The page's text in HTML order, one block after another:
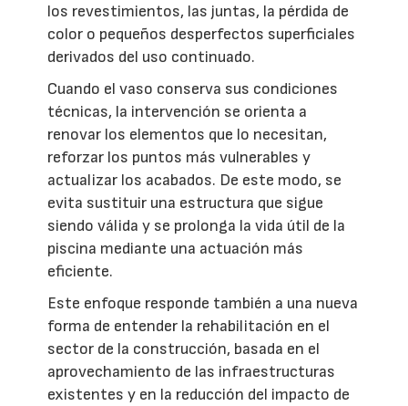
los revestimientos, las juntas, la pérdida de
color o pequeños desperfectos superficiales
derivados del uso continuado.
Cuando el vaso conserva sus condiciones
técnicas, la intervención se orienta a
renovar los elementos que lo necesitan,
reforzar los puntos más vulnerables y
actualizar los acabados. De este modo, se
evita sustituir una estructura que sigue
siendo válida y se prolonga la vida útil de la
piscina mediante una actuación más
eficiente.
Este enfoque responde también a una nueva
forma de entender la rehabilitación en el
sector de la construcción, basada en el
aprovechamiento de las infraestructuras
existentes y en la reducción del impacto de